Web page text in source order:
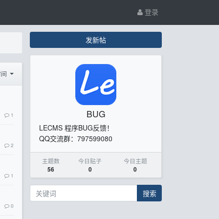
登录
1
2
1
0
发新帖
BUG
LECMS 程序BUG反馈！
QQ交流群：797599080
主题数
56
今日贴子
0
今日主题
0
搜索